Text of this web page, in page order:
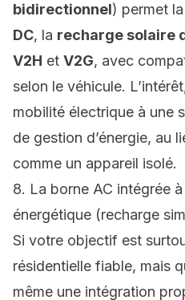
bidirectionnel) permet la
DC, la recharge solaire
V2H et V2G, avec
selon le véhicule.
mobilité électrique à une
de gestion d’énergie, au
comme un appareil isolé.
8. La borne AC intégrée
énergétique (recharge
Si votre objectif est
résidentielle fiable, mais
même une intégration